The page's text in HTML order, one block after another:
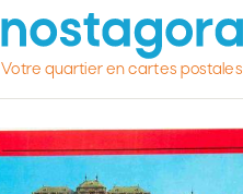
Votre quartier en cartes postales